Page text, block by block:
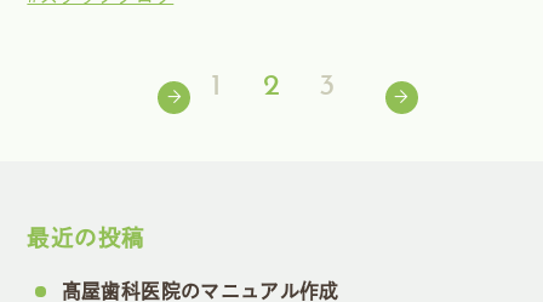
1 2 3
最近の投稿
髙屋歯科医院のマニュアル作成